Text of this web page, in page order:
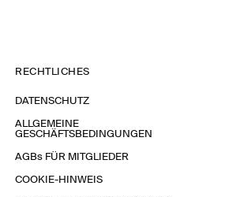
RECHTLICHES
DATENSCHUTZ
ALLGEMEINE
GESCHÄFTSBEDINGUNGEN
AGBs FÜR MITGLIEDER
COOKIE-HINWEIS